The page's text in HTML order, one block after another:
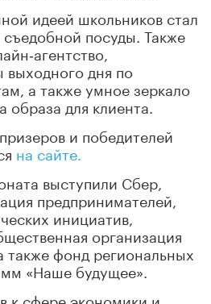
идеей школьников стал
посуды. Также
дня по
а также умное зеркало
для клиента.
и победителей
на сайте.
выступили Сбер,
предпринимателей,
инициатив,
организация
также фонд региональных
«Наше будущее».
к сфере экономики и